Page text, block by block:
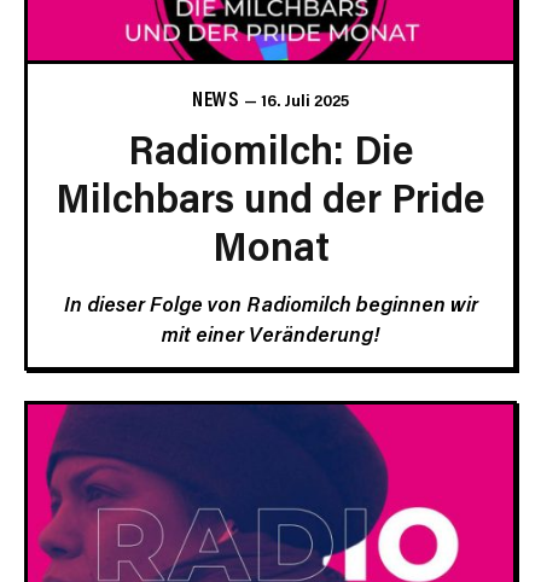
NEWS 16. Juli 2025
Radiomilch: Die
Milchbars und der Pride
Monat
In dieser Folge von Radiomilch beginnen wir
mit einer Veränderung!